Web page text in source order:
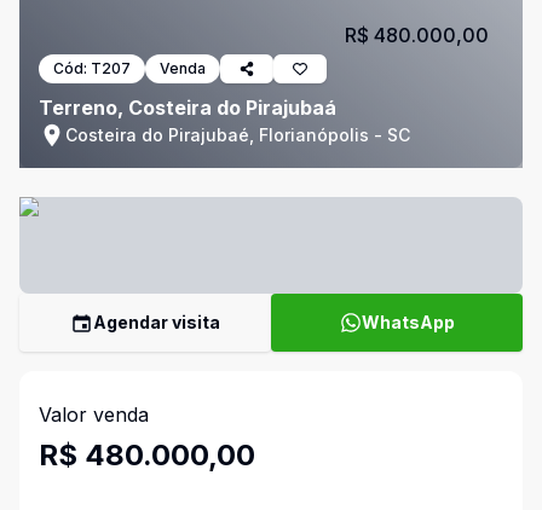
Cód: T207 Venda
Terreno, Costeira do Pirajubaá
Costeira do Pirajubaé, Florianópolis - SC
R$ 480.000,00
Agendar visita WhatsApp
Valor venda
R$ 480.000,00